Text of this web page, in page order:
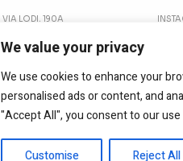
We value your privacy
We use cookies to enhance your
personalised ads or content, and
"Accept All", you consent to our
Customise Reject All
VIA LODI, 190A
21042 CARONNO PERTUSELLA
+39 02 96.59.001